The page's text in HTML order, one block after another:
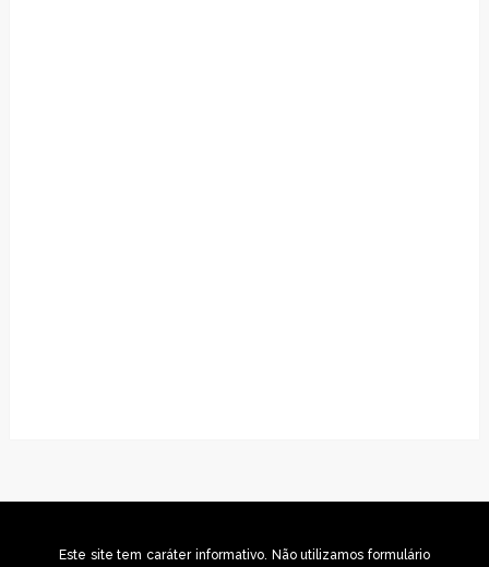
Este site tem caráter informativo. Não utilizamos formulário